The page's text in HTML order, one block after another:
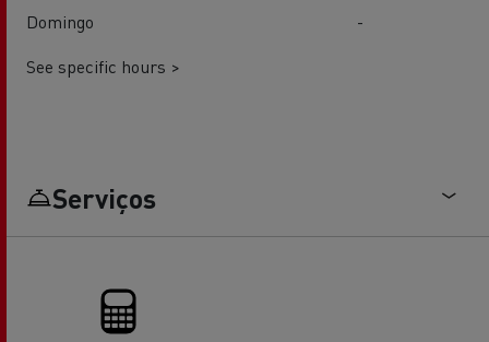
Domingo
-
See specific hours >
Serviços